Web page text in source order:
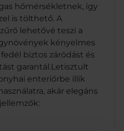
hőmérsékletnek, így
is tölthető. A
lehetővé teszi a
kényelmes
biztos záródást és
garantál.Letisztult
enteriőrbe illik
akár elegáns